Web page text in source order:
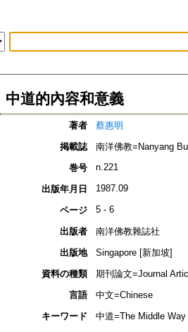
中道的內容和意義
著者
蔡惠明
掲載誌
南洋佛教=Nanyang
巻号
n.221
出版年月日 1987.09
ページ 5 - 6
出版者
南洋佛教雜誌社
出版地
Singapore [新加坡]
資料の種類
期刊論文=Journal
言語
中文=Chinese
キーワード
中道=The Middle Way